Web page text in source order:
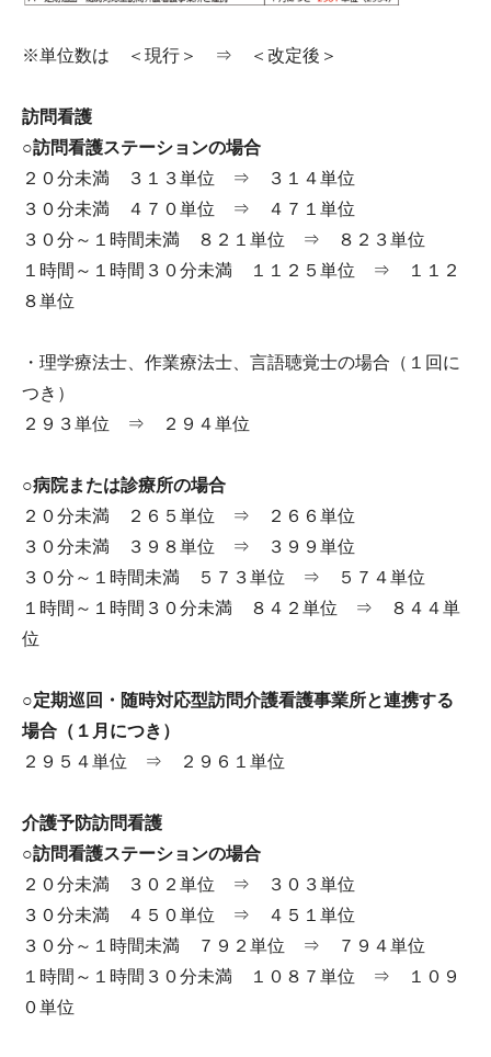
※単位数は ＜現行＞ ⇒ ＜改定後＞
訪問看護
○訪問看護ステーションの場合
２０分未満 ３１３単位 ⇒ ３１４単位
３０分未満 ４７０単位 ⇒ ４７１単位
３０分～１時間未満 ８２１単位 ⇒ ８２３単位
１時間～１時間３０分未満 １１２５単位 ⇒ １１２
８単位
・理学療法士、作業療法士、言語聴覚士の場合（１回に
つき）
２９３単位 ⇒ ２９４単位
○病院または診療所の場合
２０分未満 ２６５単位 ⇒ ２６６単位
３０分未満 ３９８単位 ⇒ ３９９単位
３０分～１時間未満 ５７３単位 ⇒ ５７４単位
１時間～１時間３０分未満 ８４２単位 ⇒ ８４４単
位
○定期巡回・随時対応型訪問介護看護事業所と連携する
場合（１月につき）
２９５４単位 ⇒ ２９６１単位
介護予防訪問看護
○訪問看護ステーションの場合
２０分未満 ３０２単位 ⇒ ３０３単位
３０分未満 ４５０単位 ⇒ ４５１単位
３０分～１時間未満 ７９２単位 ⇒ ７９４単位
１時間～１時間３０分未満 １０８７単位 ⇒ １０９
０単位